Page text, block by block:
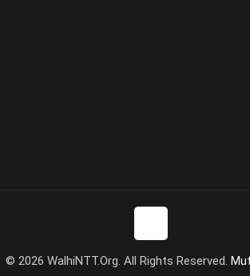
© 2026 WalhiNTT.Org. All Rights Reserved.